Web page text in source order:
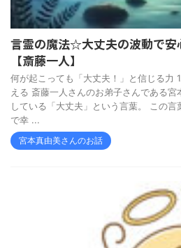
言霊の魔法☆大丈夫の波動で安
【斎藤一人】
何が起こっても「大丈夫！」と信じる力
える 斎藤一人さんのお弟子さんである宮
している「大丈夫」という言葉。 この
で幸 ...
宮本真由美さんのお話